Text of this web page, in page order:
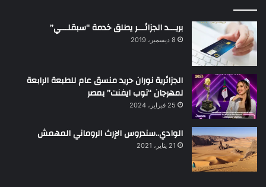
بريـــد الجزائـــر يطلق خدمة “سبقلـــي”
8 ديسمبر، 2019
الجزائرية نوران حريد منسق عام للطبعة الرابعة
لمهرجان “توب ايفنت” بمصر
25 فبراير، 2024
الوادي..سندروس الإرث الروماني المهمش
21 يناير، 2021